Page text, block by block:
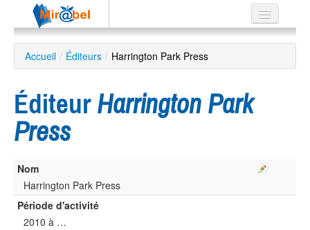
Le réseau
Soutien
Listes
Recherche
avancée
EN
ES
Accueil / Éditeurs / Harrington Park Press
Éditeur Harrington Park
Press
Nom
Harrington Park Press
Période d'activité
2010 à …